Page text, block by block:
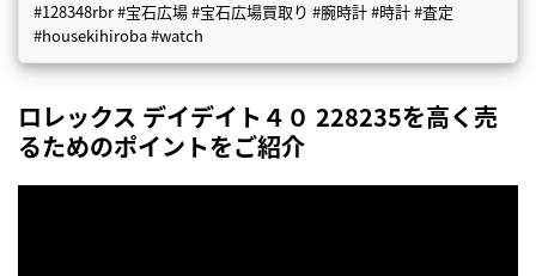
#128348rbr #宝石広場 #宝石広場買取り #腕時計 #時計 #査定
#housekihiroba #watch
ロレックス デイデイト４０ 228235を高く売
るためのポイントをご紹介